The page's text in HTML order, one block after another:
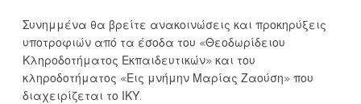
Συνημμένα θα βρείτε ανακοινώσεις και προκηρύξεις
υποτροφιών από τα έσοδα του «Θεοδωρίδειου
Κληροδοτήματος Εκπαιδευτικών» και του
κληροδοτήματος «Εις μνήμην Μαρίας Ζαούση» που
διαχειρίζεται το ΙΚΥ.